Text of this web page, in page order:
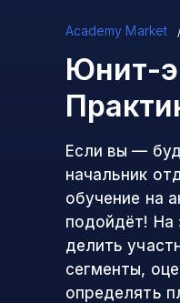
Academy Market
Юнит-
Если вы —
начальник
обучение на
подойдёт! На
делить
сегменты,
определять